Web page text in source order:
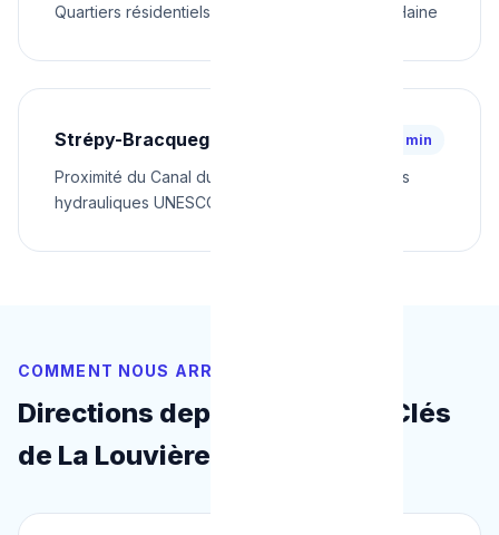
Quartiers résidentiels historiques le long de la Haine
Strépy-Bracquegnies ⚡ 32 min
Proximité du Canal du Centre et des ascenseurs
hydrauliques UNESCO
COMMENT NOUS ARRIVONS
Directions depuis les Points Clés
de La Louvière